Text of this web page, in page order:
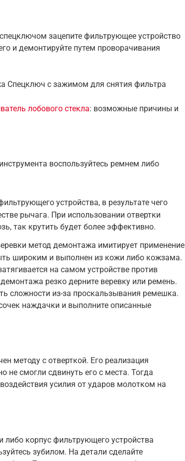
зацепите фильтрующее устройство
и демонтируйте путем проворачивания
Спецключ с зажимом для снятия фильтра
лобового стекла: возможные причины и
воспользуйтесь ремнем либо
устройства, в результате чего
рычага. При использовании отвертки
так крутить будет более эффективно.
метод демонтажа имитирует применение
широким и выполнен из кожи либо кожзама.
на самом устройстве против
резко дерните веревку или ремень.
сложности из-за проскальзывания ремешка.
наждачки и выполните описанные
методу с отверткой. Его реализация
не смогли сдвинуть его с места. Тогда
усилия от ударов молотком на
корпус фильтрующего устройства
зубилом. На детали сделайте